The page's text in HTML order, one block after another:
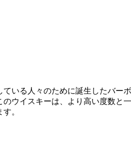
いる人々のために誕生したバ
ウイスキーは、より高い度数
。